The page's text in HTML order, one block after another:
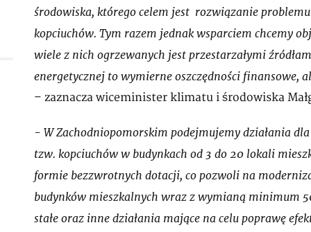
środowiska, którego celem jest rozwiązanie
kopciuchów. Tym razem jednak wsparciem chcemy
wiele z nich ogrzewanych jest przestarzałymi
energetycznej to wymierne oszczędności finansowe,
– zaznacza wiceminister klimatu i środowiska
- W Zachodniopomorskim podejmujemy działania
tzw. kopciuchów w budynkach od 3 do 20 lokali
formie bezzwrotnych dotacji, co pozwoli na
budynków mieszkalnych wraz z wymianą minimum
stałe oraz inne działania mające na celu poprawę